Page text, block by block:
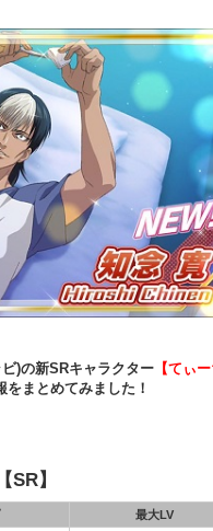
)の新SRキャラクター 【てぃー
まとめてみました！
SR】
最大LV